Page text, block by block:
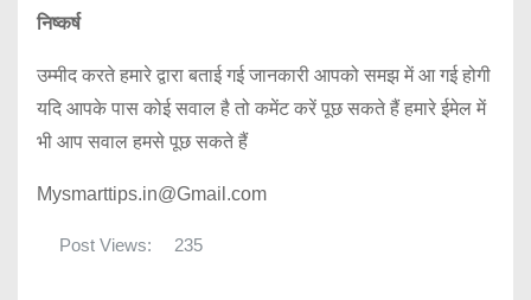
निष्कर्ष
उम्मीद करते हमारे द्वारा बताई गई जानकारी आपको समझ में आ गई होगी
यदि आपके पास कोई सवाल है तो कमेंट करें पूछ सकते हैं हमारे ईमेल में
भी आप सवाल हमसे पूछ सकते हैं
Mysmarttips.in@Gmail.com
Post Views: 235